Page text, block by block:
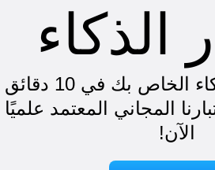
الذكاء
اكتشف معدل الذكاء الخاص بك في 10 دقائق
المجاني المعتمد علميًا
الآن!